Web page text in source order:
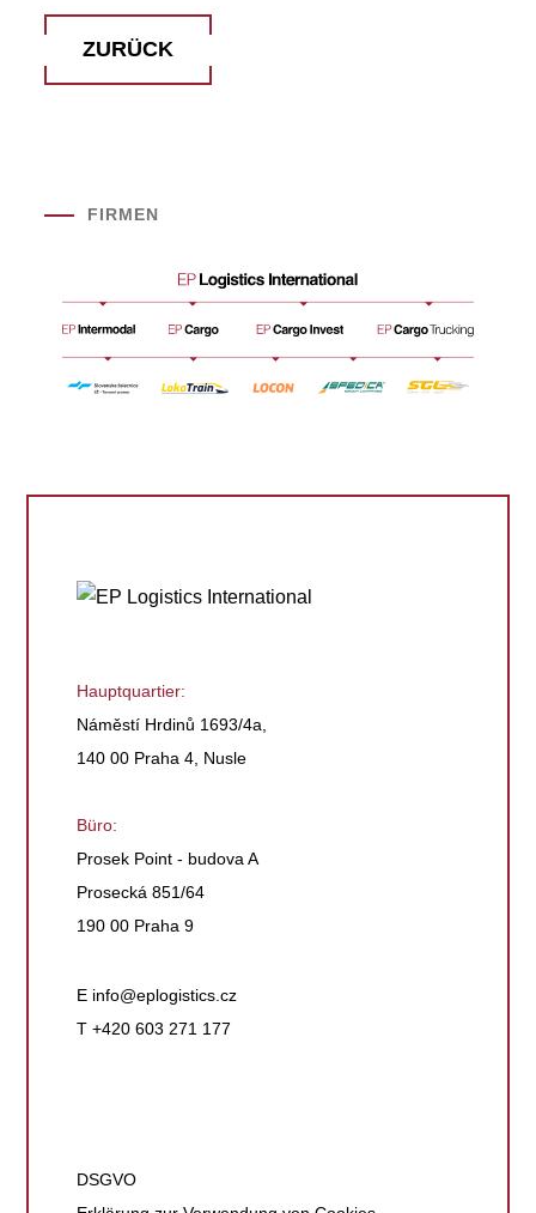
ZURÜCK
FIRMEN
Hauptquartier:
Náměstí Hrdinů 1693/4a,
140 00 Praha 4, Nusle
Büro:
Prosek Point - budova A
Prosecká 851/64
190 00 Praha 9
E info@eplogistics.cz
T +420 603 271 177
DSGVO